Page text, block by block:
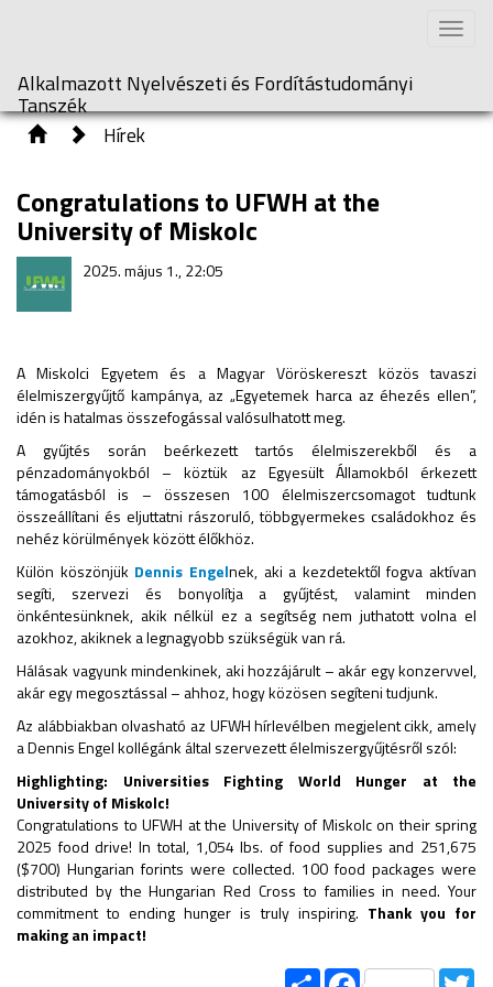
Toggle
Alkalmazott Nyelvészeti és Fordítástudományi
Tanszék
Hírek
Congratulations to UFWH at the
University of Miskolc
2025. május 1., 22:05
A Miskolci Egyetem és a Magyar Vöröskereszt közös tavaszi
élelmiszergyűjtő kampánya, az „Egyetemek harca az éhezés ellen”,
idén is hatalmas összefogással valósulhatott meg.
A gyűjtés során beérkezett tartós élelmiszerekből és a
pénzadományokból – köztük az Egyesült Államokból érkezett
támogatásból is – összesen 100 élelmiszercsomagot tudtunk
összeállítani és eljuttatni rászoruló, többgyermekes családokhoz és
nehéz körülmények között élőkhöz.
Külön köszönjük Dennis Engelnek, aki a kezdetektől fogva aktívan
segíti, szervezi és bonyolítja a gyűjtést, valamint minden
önkéntesünknek, akik nélkül ez a segítség nem juthatott volna el
azokhoz, akiknek a legnagyobb szükségük van rá.
Hálásak vagyunk mindenkinek, aki hozzájárult – akár egy konzervvel,
akár egy megosztással – ahhoz, hogy közösen segíteni tudjunk.
Az alábbiakban olvasható az UFWH hírlevélben megjelent cikk, amely
a Dennis Engel kollégánk által szervezett élelmiszergyűjtésről szól:
Highlighting: Universities Fighting World Hunger at the
University of Miskolc!
Congratulations to UFWH at the University of Miskolc on their spring
2025 food drive! In total, 1,054 lbs. of food supplies and 251,675
($700) Hungarian forints were collected. 100 food packages were
distributed by the Hungarian Red Cross to families in need. Your
commitment to ending hunger is truly inspiring. Thank you for
making an impact!
ShareFacebook